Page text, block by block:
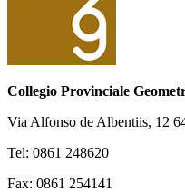
Collegio Provinciale
Via Alfonso de Albentiis, 12
Tel: 0861 248620
Fax: 0861 254141